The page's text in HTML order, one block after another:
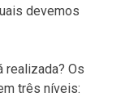
devemos
realizada? Os
três níveis: